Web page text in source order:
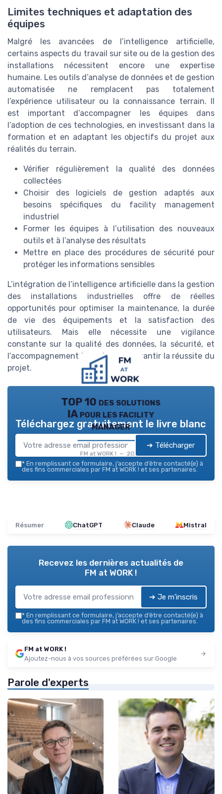
Limites techniques et adaptation des
équipes
Malgré les avancées de l’intelligence artificielle,
certains aspects du travail sur site ou de la gestion des
installations nécessitent encore une expertise
humaine. Les outils d’analyse de données et de gestion
automatisée ne remplacent pas totalement
l’expérience utilisateur ou la connaissance terrain. Il
est important d’accompagner les équipes dans
l’adoption de ces technologies, en investissant dans la
formation et en adaptant les objectifs du projet aux
réalités du terrain.
Vérifier régulièrement la qualité des données
collectées
Choisir des logiciels de gestion adaptés aux
besoins spécifiques du facility management
industriel
Former les équipes à l’utilisation des nouveaux
outils et à l’analyse des résultats
Mettre en place des procédures de sécurité pour
protéger les informations sensibles
L’intégration de l’intelligence artificielle dans la gestion
des installations industrielles offre de réelles
opportunités pour optimiser la maintenance, la durée
de vie des équipements et la satisfaction des
utilisateurs. Mais elle nécessite une vigilance
constante sur la qualité des données, la sécurité, et
l’accompagnement humain pour garantir la réussite du
projet.
TOP 10 des solutions
IA pour les facility
manager
FM at WORK ! — 2026
Téléchargez gratuitement le livre blanc
➔ Télécharger
* En remplissant ce formulaire, j’accepte d’être contacté(e) à
des fins commerciales par FM at WORK ! et ses partenaires.
Résumer ChatGPT Claude Mistral
Recevez les dernières actualités de
FM at WORK !
➔ Je m'inscris
* En remplissant ce formulaire, j’accepte d’être contacté(e) à
des fins commerciales par FM at WORK ! et ses partenaires.
FM at WORK !
Ajoutez-nous à vos sources préférées sur Google
Parole d'experts